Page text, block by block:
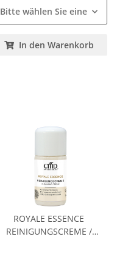
Bitte wählen Sie eine
In den Warenkorb
ROYALE ESSENCE
REINIGUNGSCREME /